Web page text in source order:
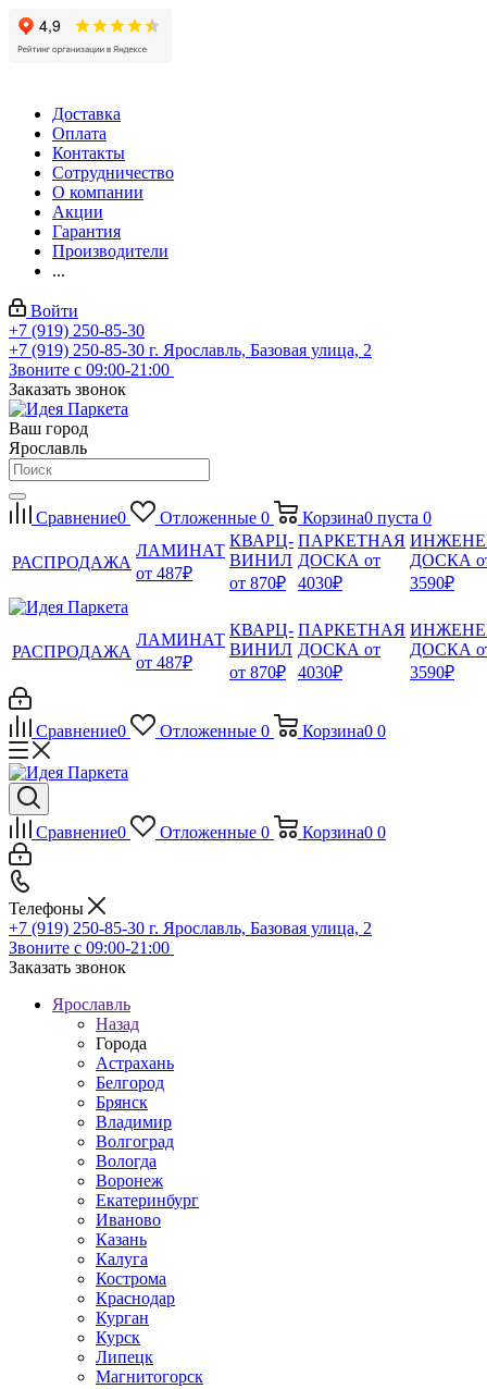
Доставка
Оплата
Контакты
Сотрудничество
О компании
Акции
Гарантия
Производители
...
Войти
+7 (919) 250-85-30
+7 (919) 250-85-30 г. Ярославль, Базовая улица, 2
Звоните с 09:00-21:00
Заказать звонок
Ваш город
Ярославль
Сравнение0 Отложенные 0 Корзина0 пуста 0
РАСПРОДАЖА
ЛАМИНАТ
от 487₽
КВАРЦ-
ВИНИЛ
от 870₽
ПАРКЕТНАЯ
ДОСКА от
4030₽
ДОСКА
3590₽
РАСПРОДАЖА
ЛАМИНАТ
от 487₽
КВАРЦ-
ВИНИЛ
от 870₽
ПАРКЕТНАЯ
ДОСКА от
4030₽
ДОСКА
3590₽
Сравнение0 Отложенные 0 Корзина0 0
Сравнение0 Отложенные 0 Корзина0 0
Телефоны
+7 (919) 250-85-30 г. Ярославль, Базовая улица, 2
Звоните с 09:00-21:00
Заказать звонок
Ярославль
Назад
Города
Астрахань
Белгород
Брянск
Владимир
Волгоград
Вологда
Воронеж
Екатеринбург
Иваново
Казань
Калуга
Кострома
Краснодар
Курган
Курск
Липецк
Магнитогорск